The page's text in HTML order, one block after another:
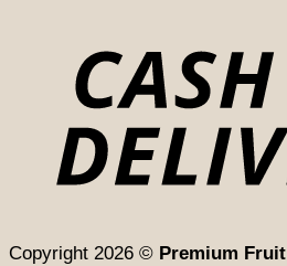
Copyright 2026 © Premium Fruit